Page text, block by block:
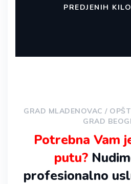
PREDJENIH
GRAD MLADENOVAC /
GRAD
Potrebna Vam
putu?
profesionalno